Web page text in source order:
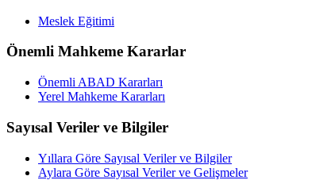
Meslek Eğitimi
Önemli Mahkeme Kararlar
Önemli ABAD Kararları
Yerel Mahkeme Kararları
Sayısal Veriler ve Bilgiler
Yıllara Göre Sayısal Veriler ve Bilgiler
Aylara Göre Sayısal Veriler ve Gelişmeler